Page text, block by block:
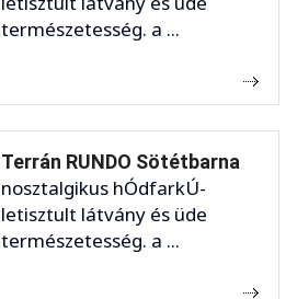
természetesség. a ...
Terrán RUNDO Sötétbarna
nosztalgikus hÓdfarkÚ-
letisztult látvány és üde
természetesség. a ...